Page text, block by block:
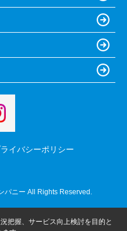
イバシーポリシー
パニー All Rights Reserved.
把握、サービス向上検討を目的と